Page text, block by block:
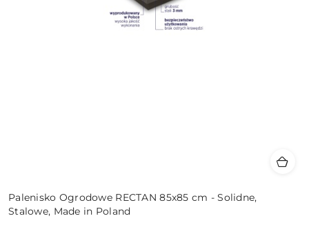
Palenisko Ogrodowe RECTAN 85x85 cm - Solidne,
Stalowe, Made in Poland